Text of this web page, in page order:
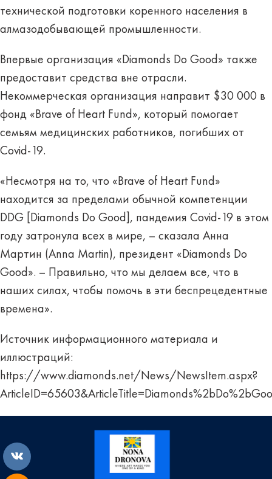
технической подготовки коренного населения в
алмазодобывающей промышленности.
Впервые организация «Diamonds Do Good» также
предоставит средства вне отрасли.
Некоммерческая организация направит $30 000 в
фонд «Brave of Heart Fund», который помогает
семьям медицинских работников, погибших от
Covid-19.
«Несмотря на то, что «Brave of Heart Fund»
находится за пределами обычной компетенции
DDG [Diamonds Do Good], пандемия Covid-19 в этом
году затронула всех в мире, – сказала Анна
Мартин (Anna Martin), президент «Diamonds Do
Good». – Правильно, что мы делаем все, что в
наших силах, чтобы помочь в эти беспрецедентные
времена».
Источник информационного материала и
иллюстраций:
https://www.diamonds.net/News/NewsItem.aspx?